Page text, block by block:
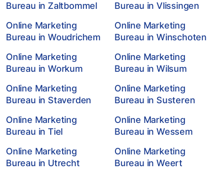
Bureau in Zaltbommel
Bureau in Vlissingen
Online Marketing
Bureau in Woudrichem
Online Marketing
Bureau in Winschoten
Online Marketing
Bureau in Workum
Online Marketing
Bureau in Wilsum
Online Marketing
Bureau in Staverden
Online Marketing
Bureau in Susteren
Online Marketing
Bureau in Tiel
Online Marketing
Bureau in Wessem
Online Marketing
Bureau in Utrecht
Online Marketing
Bureau in Weert